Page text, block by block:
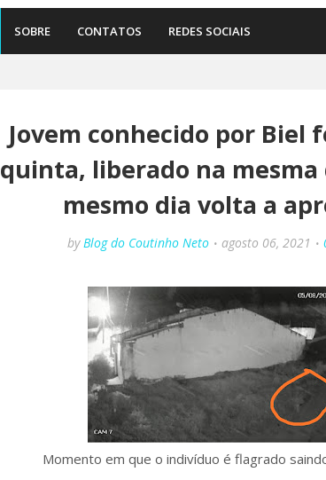
SOBRE CONTATOS REDES SOCIAIS
Jovem conhecido por Biel
quinta, liberado na
mesmo dia volta a
by Blog do Coutinho Neto agosto 06, 2021
Momento em que o indivíduo é flagrado